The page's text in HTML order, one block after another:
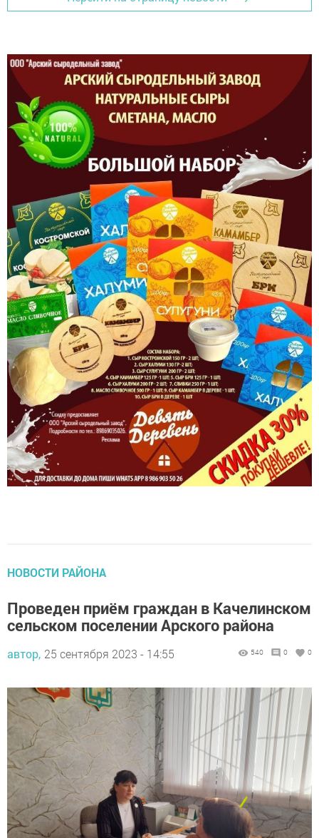
НОВОСТИ РАЙОНА
Проведен приём граждан в Качелинском
сельском поселении Арского района
автор, 25 сентября 2023 - 14:55 540 0 0